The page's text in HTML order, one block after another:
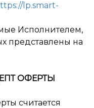
lp.smart-
Исполнителем,
представлены на
ОФЕРТЫ
считается